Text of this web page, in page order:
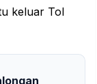
keluar Tol